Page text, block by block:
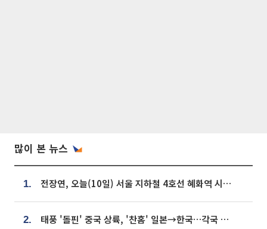
많이 본 뉴스
1. 전장연, 오늘(10일) 서울 지하철 4호선 혜화역 시위…1호선 용산역 무정차
2. 태풍 '돌핀' 중국 상륙, '찬홈' 일본→한국…각국 기상청 예상 경로는?